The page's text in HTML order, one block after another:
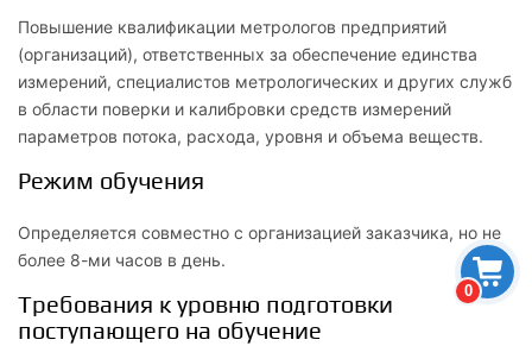
0
Повышение квалификации метрологов предприятий
(организаций), ответственных за обеспечение единства
измерений, специалистов метрологических и других служб
в области поверки и калибровки средств измерений
параметров потока, расхода, уровня и объема веществ.
Режим обучения
Определяется совместно с организацией заказчика, но не
более 8-ми часов в день.
Требования к уровню подготовки
поступающего на обучение